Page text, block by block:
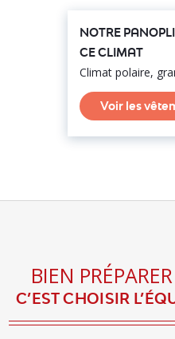
NOTRE
CE CLIMAT
Climat polaire,
Voir les
BIEN
C’EST CHOISIR